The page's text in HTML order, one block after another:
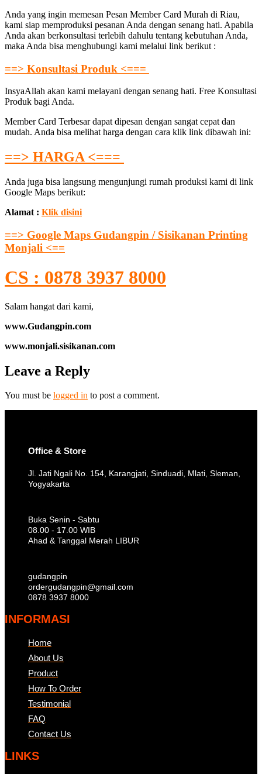
Anda yang ingin memesan Pesan Member Card Murah di Riau,
kami siap memproduksi pesanan Anda dengan senang hati. Apabila
Anda akan berkonsultasi terlebih dahulu tentang kebutuhan Anda,
maka Anda bisa menghubungi kami melalui link berikut :
==> Konsultasi Produk <===
InsyaAllah akan kami melayani dengan senang hati. Free Konsultasi
Produk bagi Anda.
Member Card Terbesar dapat dipesan dengan sangat cepat dan
mudah. Anda bisa melihat harga dengan cara klik link dibawah ini:
==> HARGA <===
Anda juga bisa langsung mengunjungi rumah produksi kami di link
Google Maps berikut:
Alamat : Klik disini
==> Google Maps Gudangpin / Sisikanan Printing
Monjali <==
CS : 0878 3937 8000
Salam hangat dari kami,
www.Gudangpin.com
www.monjali.sisikanan.com
Leave a Reply
You must be logged in to post a comment.
Office & Store
Jl. Jati Ngali No. 154, Karangjati, Sinduadi, Mlati, Sleman,
Yogyakarta
Buka Senin - Sabtu
08.00 - 17.00 WIB
Ahad & Tanggal Merah LIBUR
gudangpin
ordergudangpin@gmail.com
0878 3937 8000
INFORMASI
Home
About Us
Product
How To Order
Testimonial
FAQ
Contact Us
LINKS